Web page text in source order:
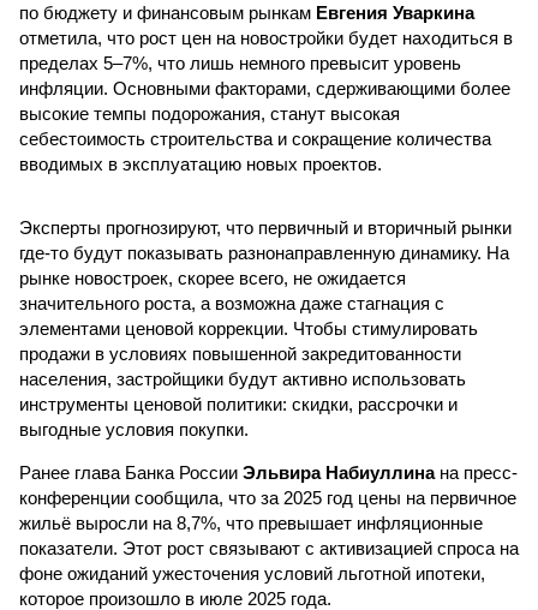
по бюджету и финансовым рынкам Евгения Уваркина
отметила, что рост цен на новостройки будет находиться в
пределах 5–7%, что лишь немного превысит уровень
инфляции. Основными факторами, сдерживающими более
высокие темпы подорожания, станут высокая
себестоимость строительства и сокращение количества
вводимых в эксплуатацию новых проектов.
Эксперты прогнозируют, что первичный и вторичный рынки
где-то будут показывать разнонаправленную динамику. На
рынке новостроек, скорее всего, не ожидается
значительного роста, а возможна даже стагнация с
элементами ценовой коррекции. Чтобы стимулировать
продажи в условиях повышенной закредитованности
населения, застройщики будут активно использовать
инструменты ценовой политики: скидки, рассрочки и
выгодные условия покупки.
Ранее глава Банка России Эльвира Набиуллинана пресс-
конференции сообщила, что за 2025 год цены на первичное
жильё выросли на 8,7%, что превышает инфляционные
показатели. Этот рост связывают с активизацией спроса на
фоне ожиданий ужесточения условий льготной ипотеки,
которое произошло в июле 2025 года.